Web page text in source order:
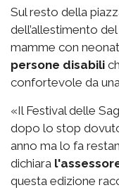
Sul resto della
dell’allestimento del
mamme con
persone disabili
confortevole da
«Il Festival delle
dopo lo stop
anno ma lo fa
dichiara
questa edizione